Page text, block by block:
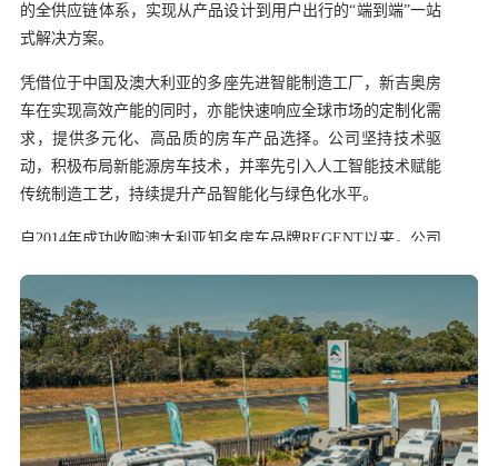
的全供应链体系，实现从产品设计到用户出行的“端到端”一站
式解决方案。
凭借位于中国及澳大利亚的多座先进智能制造工厂，新吉奥房
车在实现高效产能的同时，亦能快速响应全球市场的定制化需
求，提供多元化、高品质的房车产品选择。公司坚持技术驱
动，积极布局新能源房车技术，并率先引入人工智能技术赋能
传统制造工艺，持续提升产品智能化与绿色化水平。
自2014年成功收购澳大利亚知名房车品牌REGENT以来，公司
销品牌 SNOWY RIVER、高端品牌 REGENT、轻越野品牌
NEWGEN 为核心的多品牌矩阵。三大品牌各具特色，致力于
为全球用户提供舒适、安全、时尚的房车产品，屡次荣获澳大
利亚“年度房车”奖项，赢得市场广泛认可。
根据弗若斯特沙利文报告，按2023年销量计算，新吉奥房车在
澳大拉西亚地区房车市场占有率位居第二，是该地区最具影响